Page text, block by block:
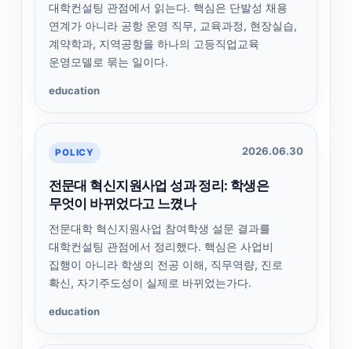
대학컨설팅 관점에서 읽는다. 핵심은 단발성 채용
연계가 아니라 공항 운영 직무, 교육과정, 현장실습,
계약학과, 지역공항을 하나의 고등직업교육
운영모델로 묶는 일이다.
education
POLICY 2026.06.30
전문대 혁신지원사업 성과 정리: 학생은
무엇이 바뀌었다고 느꼈나
전문대학 혁신지원사업 참여학생 설문 결과를
대학컨설팅 관점에서 정리했다. 핵심은 사업비
집행이 아니라 학생의 전공 이해, 직무역량, 진로
확신, 자기주도성이 실제로 바뀌었는가다.
education